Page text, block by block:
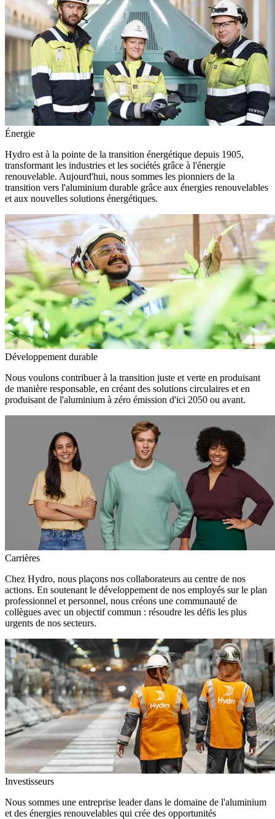
Énergie
Hydro est à la pointe de la transition énergétique depuis 1905,
transformant les industries et les sociétés grâce à l'énergie
renouvelable. Aujourd'hui, nous sommes les pionniers de la
transition vers l'aluminium durable grâce aux énergies renouvelables
et aux nouvelles solutions énergétiques.
Développement durable
Nous voulons contribuer à la transition juste et verte en produisant
de manière responsable, en créant des solutions circulaires et en
produisant de l'aluminium à zéro émission d'ici 2050 ou avant.
Carrières
Chez Hydro, nous plaçons nos collaborateurs au centre de nos
actions. En soutenant le développement de nos employés sur le plan
professionnel et personnel, nous créons une communauté de
collègues avec un objectif commun : résoudre les défis les plus
urgents de nos secteurs.
Investisseurs
Nous sommes une entreprise leader dans le domaine de l'aluminium
et des énergies renouvelables qui crée des opportunités